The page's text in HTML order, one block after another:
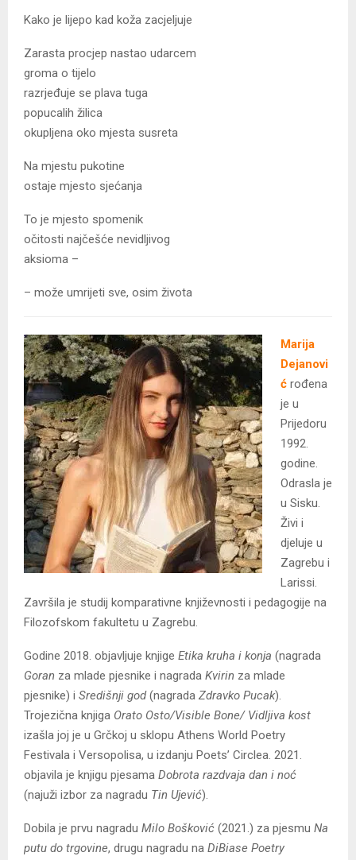
Kako je lijepo kad koža zacjeljuje
Zarasta procjep nastao udarcem
groma o tijelo
razrjeđuje se plava tuga
popucalih žilica
okupljena oko mjesta susreta
Na mjestu pukotine
ostaje mjesto sjećanja
To je mjesto spomenik
očitosti najčešće nevidljivog
aksioma –
– može umrijeti sve, osim života
Marija
Dejanovi
ćrođena
je u
Prijedoru
1992.
godine.
Odrasla je
u Sisku.
Živi i
djeluje u
Zagrebu i
Larissi.
Završila je studij komparativne književnosti i pedagogije na
Filozofskom fakultetu u Zagrebu.
Godine 2018. objavljuje knjige Etika kruha i konja (nagrada
Goran za mlade pjesnike i nagrada Kvirin za mlade
pjesnike) i Središnji god(nagrada Zdravko Pucak).
Trojezična knjiga Orato Osto/Visible Bone/ Vidljiva kost
izašla joj je u Grčkoj u sklopu Athens World Poetry
Festivala i Versopolisa, u izdanju Poets’ Circlea. 2021.
objavila je knjigu pjesama Dobrota razdvaja dan i noć
(najuži izbor za nagradu Tin Ujević).
Dobila je prvu nagradu Milo Bošković (2021.) za pjesmu Na
putu do trgovine, drugu nagradu na DiBiase Poetry